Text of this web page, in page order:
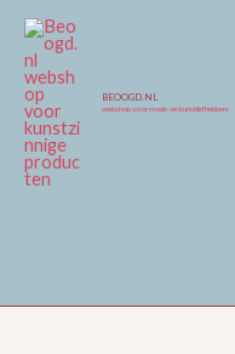
naar
inhoud
BEOOGD.NL
webshop voor mode- en kunstliefhebbers